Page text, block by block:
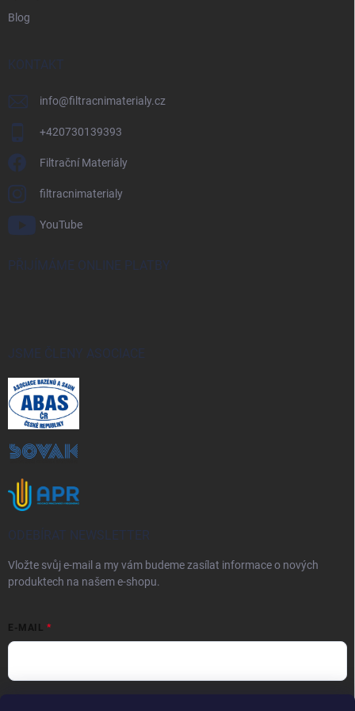
Blog
KONTAKT
info@filtracnimaterialy.cz
+420730139393
Filtrační Materiály
filtracnimaterialy
YouTube
PŘIJÍMÁME ONLINE PLATBY
JSME ČLENY ASOCIACE
ODEBÍRAT NEWSLETTER
Vložte svůj e-mail a my vám budeme zasílat informace o nových
produktech na našem e-shopu.
E-MAIL